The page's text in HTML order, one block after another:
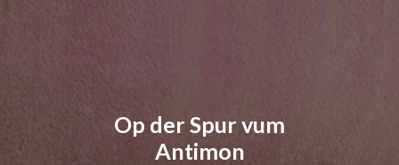
Op der Spur vum
Antimon